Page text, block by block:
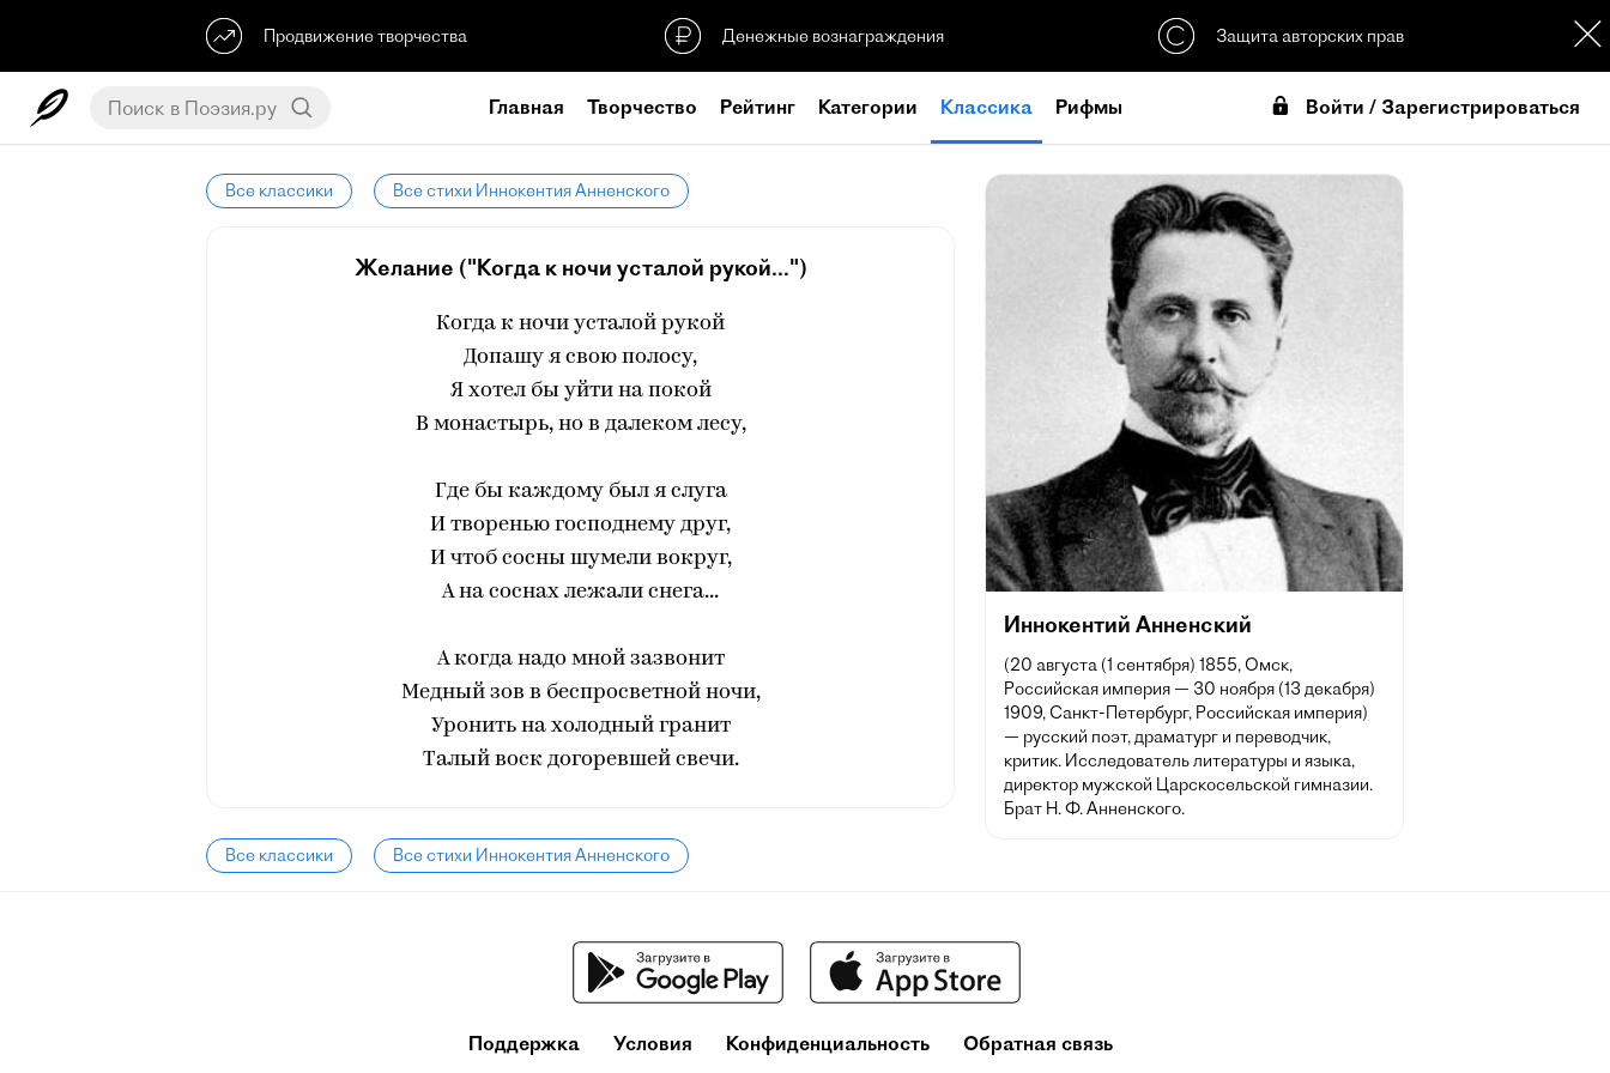
Продвижение творчества Денежные вознаграждения Защита авторских прав
Главная Творчество Рейтинг Категории Классика Рифмы Войти / Зарегистрироваться
Все классики Все стихи Иннокентия Анненского
Желание ("Когда к ночи усталой рукой...")
Когда к ночи усталой рукой
Допашу я свою полосу,
Я хотел бы уйти на покой
В монастырь, но в далеком лесу,
Где бы каждому был я слуга
И творенью господнему друг,
И чтоб сосны шумели вокруг,
А на соснах лежали снега...
А когда надо мной зазвонит
Медный зов в беспросветной ночи,
Уронить на холодный гранит
Талый воск догоревшей свечи.
Все классики Все стихи Иннокентия Анненского
Иннокентий Анненский
(20 августа (1 сентября) 1855, Омск,
Российская империя — 30 ноября (13 декабря)
1909, Санкт-Петербург, Российская империя)
— русский поэт, драматург и переводчик,
критик. Исследователь литературы и языка,
директор мужской Царскосельской гимназии.
Брат Н. Ф. Анненского.
Поддержка Условия Конфиденциальность Обратная связь